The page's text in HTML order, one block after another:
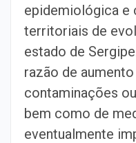
epidemiológica e
territoriais de
estado de
razão de
contaminações
bem como de
eventualmente